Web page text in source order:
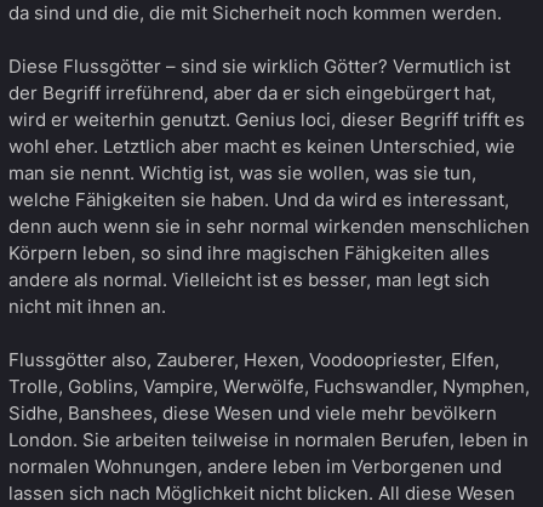
da sind und die, die mit Sicherheit noch kommen werden.
Diese Flussgötter – sind sie wirklich Götter? Vermutlich ist
der Begriff irreführend, aber da er sich eingebürgert hat,
wird er weiterhin genutzt. Genius loci, dieser Begriff trifft es
wohl eher. Letztlich aber macht es keinen Unterschied, wie
man sie nennt. Wichtig ist, was sie wollen, was sie tun,
welche Fähigkeiten sie haben. Und da wird es interessant,
denn auch wenn sie in sehr normal wirkenden menschlichen
Körpern leben, so sind ihre magischen Fähigkeiten alles
andere als normal. Vielleicht ist es besser, man legt sich
nicht mit ihnen an.
Flussgötter also, Zauberer, Hexen, Voodoopriester, Elfen,
Trolle, Goblins, Vampire, Werwölfe, Fuchswandler, Nymphen,
Sidhe, Banshees, diese Wesen und viele mehr bevölkern
London. Sie arbeiten teilweise in normalen Berufen, leben in
normalen Wohnungen, andere leben im Verborgenen und
lassen sich nach Möglichkeit nicht blicken. All diese Wesen